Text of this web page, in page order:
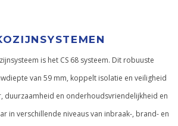
is het CS 68 systeem. Dit robuuste
van 59 mm, koppelt isolatie en veiligheid
duurzaamheid en onderhoudsvriendelijkheid en
in verschillende niveaus van inbraak-, brand- en